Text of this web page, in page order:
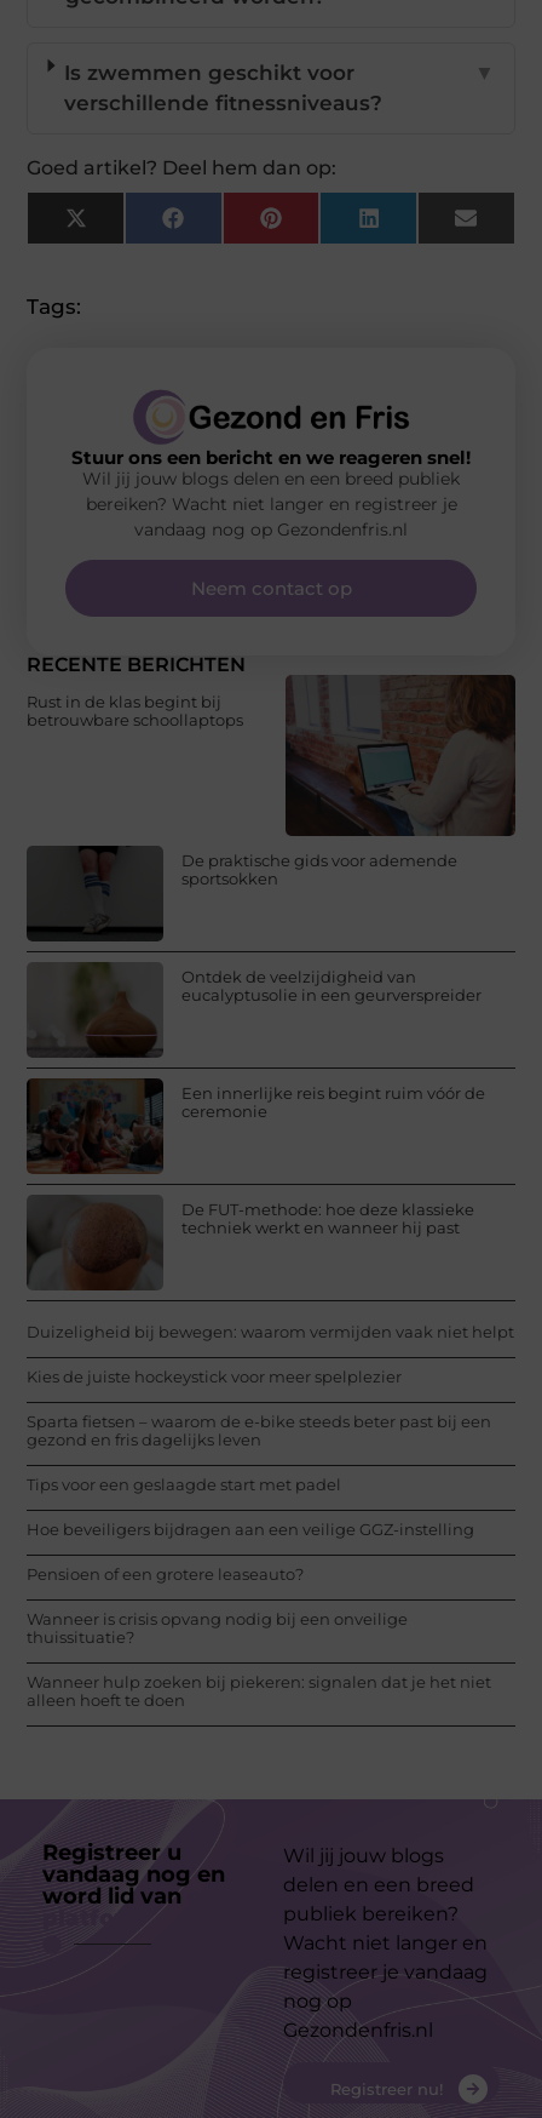
Is zwemmen geschikt voor
verschillende fitnessniveaus?
▼
Goed artikel? Deel hem dan op:
X
(Twitter)
FacebookPinterestLinkedInEmail
Tags:
RECENTE BERICHTEN
Rust in de klas begint bij
betrouwbare schoollaptops
De praktische gids voor ademende
sportsokken
Ontdek de veelzijdigheid van
eucalyptusolie in een geurverspreider
Een innerlijke reis begint ruim vóór de
ceremonie
De FUT-methode: hoe deze klassieke
techniek werkt en wanneer hij past
Duizeligheid bij bewegen: waarom vermijden vaak niet helpt
Kies de juiste hockeystick voor meer spelplezier
Sparta fietsen – waarom de e-bike steeds beter past bij een
gezond en fris dagelijks leven
Tips voor een geslaagde start met padel
Hoe beveiligers bijdragen aan een veilige GGZ-instelling
Pensioen of een grotere leaseauto?
Wanneer is crisis opvang nodig bij een onveilige
thuissituatie?
Wanneer hulp zoeken bij piekeren: signalen dat je het niet
alleen hoeft te doen
Stuur ons een bericht en we reageren snel!
Wil jij jouw blogs delen en een breed publiek
bereiken? Wacht niet langer en registreer je
vandaag nog op Gezondenfris.nl
Neem contact op
Registreer u
vandaag nog en
word lid van
Wil jij jouw blogs
delen en een breed
publiek bereiken?
Wacht niet langer en
registreer je vandaag
nog op
Gezondenfris.nl
Registreer nu!